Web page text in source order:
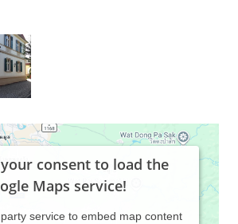
consent to load the
Maps service!
service to embed map content